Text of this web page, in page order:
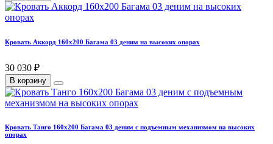
Кровать Аккорд 160х200 Багама 03 деним на высоких опорах
30 030 ₽
В корзину
Кровать Танго 160х200 Багама 03 деним с подъемным механизмом на высоких
опорах